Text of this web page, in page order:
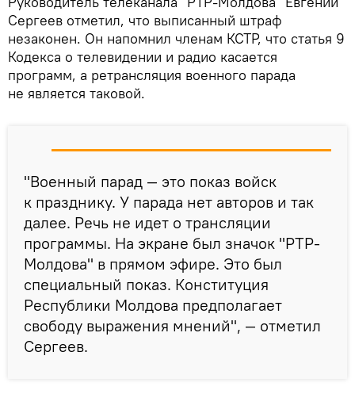
Сергеев отметил, что выписанный штраф
незаконен. Он напомнил членам КСТР, что статья 9
Кодекса о телевидении и радио касается
программ, а ретрансляция военного парада
не является таковой.
"Военный парад — это показ войск
к празднику. У парада нет авторов и так
далее. Речь не идет о трансляции
программы. На экране был значок "РТР-
Молдова" в прямом эфире. Это был
специальный показ. Конституция
Республики Молдова предполагает
свободу выражения мнений", — отметил
Сергеев.